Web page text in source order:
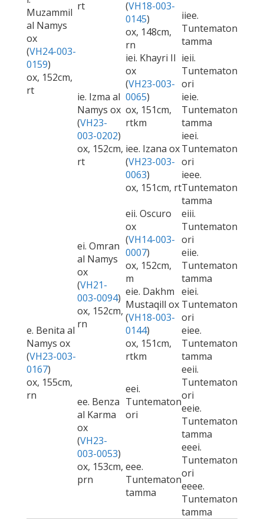
Muzammil
al Namys
ox
(VH24-003-
0159)
ox, 152cm,
rt
rt (VH18-003-
0145)
ox, 148cm,
rn
iiee.
Tuntematon
tamma
ie. Izma al
Namys ox
(VH23-
003-0202)
ox, 152cm,
rt
iei. Khayri II
ox
(VH23-003-
0065)
ox, 151cm,
rtkm
ieii.
Tuntematon
ori
ieie.
Tuntematon
tamma
iee. Izana ox
(VH23-003-
0063)
ox, 151cm, rt
ieei.
Tuntematon
ori
ieee.
Tuntematon
tamma
e. Benita al
Namys ox
(VH23-003-
0167)
ox, 155cm,
rn
ei. Omran
al Namys
ox
(VH21-
003-0094)
ox, 152cm,
rn
eii. Oscuro
ox
(VH14-003-
0007)
ox, 152cm,
m
eiii.
Tuntematon
ori
eiie.
Tuntematon
tamma
eie. Dakhm
Mustaqill ox
(VH18-003-
0144)
ox, 151cm,
rtkm
eiei.
Tuntematon
ori
eiee.
Tuntematon
tamma
ee. Benza
al Karma
ox
(VH23-
003-0053)
ox, 153cm,
prn
eei.
Tuntematon
ori
eeii.
Tuntematon
ori
eeie.
Tuntematon
tamma
eee.
Tuntematon
tamma
eeei.
Tuntematon
ori
eeee.
Tuntematon
tamma